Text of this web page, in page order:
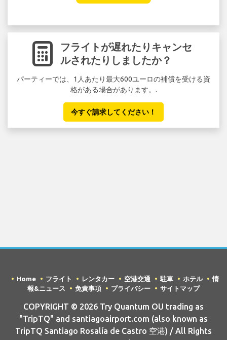
フライトが遅れたりキャンセ
ルされたりしましたか？
パーティーでは、1人あたり最大600ユーロの補償を受ける資
格がある場合があります。.
今すぐ請求してください！
Home フライト レンタカー 空港交通 駐車 ホテル
情
報&ニュース
免責事項 プライバシー サイトマップ
COPYRIGHT © 2026 Try Quantum OU trading as
"TripTQ" and santiagoairport.com (also known as
TripTQ Santiago Rosalía de Castro 空港) / All Rights